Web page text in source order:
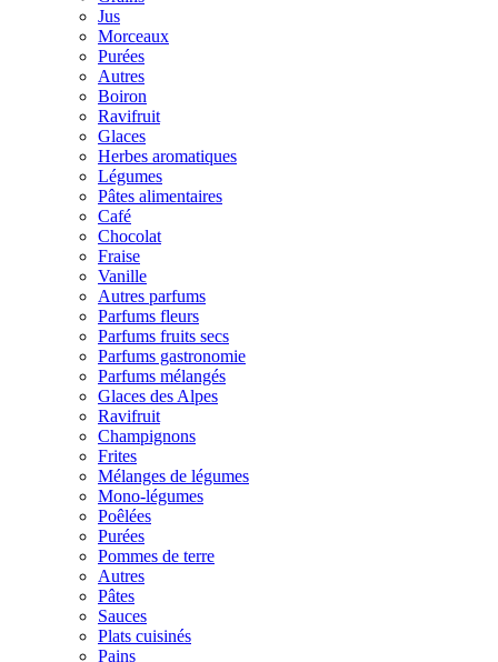
Jus
Morceaux
Purées
Autres
Boiron
Ravifruit
Glaces
Herbes aromatiques
Légumes
Pâtes alimentaires
Café
Chocolat
Fraise
Vanille
Autres parfums
Parfums fleurs
Parfums fruits secs
Parfums gastronomie
Parfums mélangés
Glaces des Alpes
Ravifruit
Champignons
Frites
Mélanges de légumes
Mono-légumes
Poêlées
Purées
Pommes de terre
Autres
Pâtes
Sauces
Plats cuisinés
Pains